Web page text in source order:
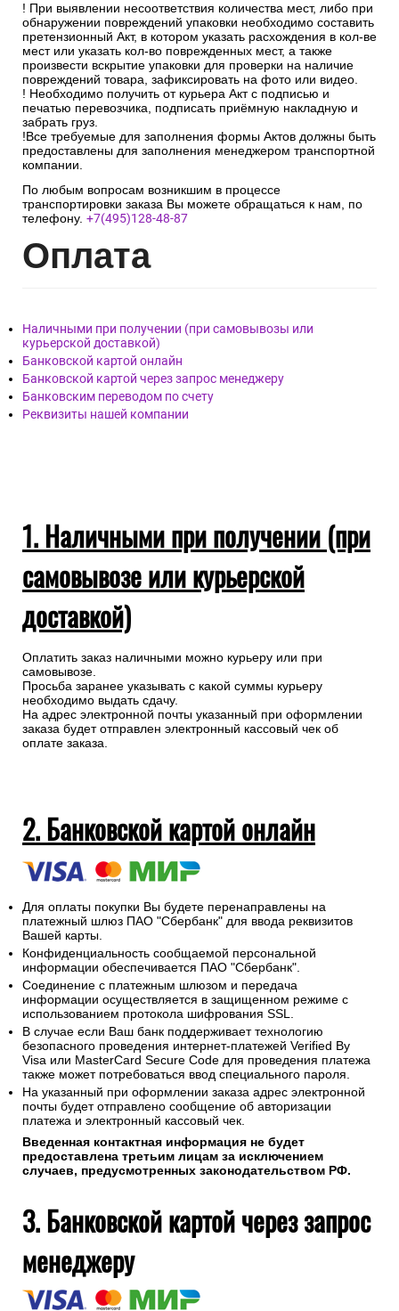
! При выявлении несоответствия количества мест, либо при
обнаружении повреждений упаковки необходимо составить
претензионный Акт, в котором указать расхождения в кол-ве
мест или указать кол-во поврежденных мест, а также
произвести вскрытие упаковки для проверки на наличие
повреждений товара, зафиксировать на фото или видео.
! Необходимо получить от курьера Акт с подписью и
печатью перевозчика, подписать приёмную накладную и
забрать груз.
!Все требуемые для заполнения формы Актов должны быть
предоставлены для заполнения менеджером транспортной
компании.
По любым вопросам возникшим в процессе
транспортировки заказа Вы можете обращаться к нам, по
телефону. +7(495)128-48-87
Оплата
Наличными при получении (при самовывозы или
курьерской доставкой)
Банковской картой онлайн
Банковской картой через запрос менеджеру
Банковским переводом по счету
Реквизиты нашей компании
1. Наличными при получении (при
самовывозе или курьерской
доставкой)
Оплатить заказ наличными можно курьеру или при
самовывозе.
Просьба заранее указывать с какой суммы курьеру
необходимо выдать сдачу.
На адрес электронной почты указанный при оформлении
заказа будет отправлен электронный кассовый чек об
оплате заказа.
2. Банковской картой онлайн
Для оплаты покупки Вы будете перенаправлены на
платежный шлюз ПАО "Сбербанк" для ввода реквизитов
Вашей карты.
Конфиденциальность сообщаемой персональной
информации обеспечивается ПАО "Сбербанк".
Соединение с платежным шлюзом и передача
информации осуществляется в защищенном режиме с
использованием протокола шифрования SSL.
В случае если Ваш банк поддерживает технологию
безопасного проведения интернет-платежей Verified By
Visa или MasterCard Secure Code для проведения платежа
также может потребоваться ввод специального пароля.
На указанный при оформлении заказа адрес электронной
почты будет отправлено сообщение об авторизации
платежа и электронный кассовый чек.
Введенная контактная информация не будет
предоставлена третьим лицам за исключением
случаев, предусмотренных законодательством РФ.
3. Банковской картой через запрос
менеджеру